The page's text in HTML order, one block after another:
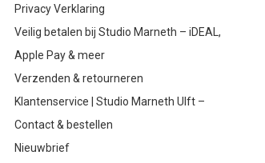
Privacy Verklaring
Veilig betalen bij Studio Marneth – iDEAL,
Apple Pay & meer
Verzenden & retourneren
Klantenservice | Studio Marneth Ulft –
Contact & bestellen
Nieuwbrief